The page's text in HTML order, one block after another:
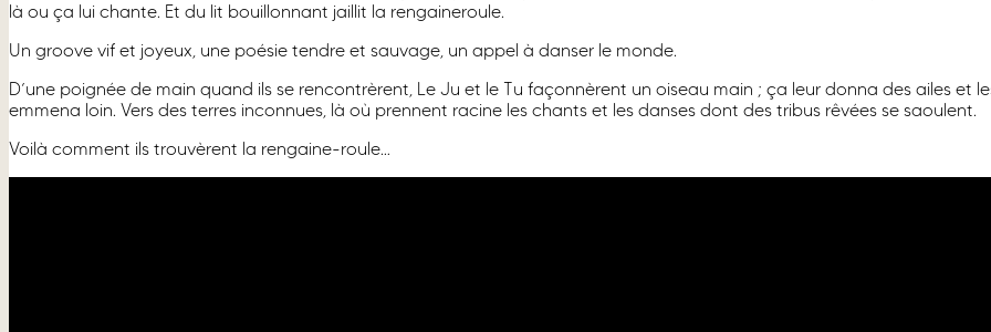
là ou ça lui chante. Et du lit bouillonnant jaillit la rengaineroule.
Un groove vif et joyeux, une poésie tendre et sauvage, un appel à danser le monde.
D’une poignée de main quand ils se rencontrèrent, Le Ju et le Tu façonnèrent un oiseau main ; ça leur donna des ailes et
emmena loin. Vers des terres inconnues, là où prennent racine les chants et les danses dont des tribus rêvées se saoulent.
Voilà comment ils trouvèrent la rengaine-roule…